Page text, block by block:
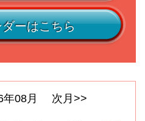
ーはこちら
年08月 次月>>